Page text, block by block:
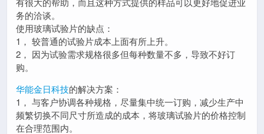
务的洽谈。
使用玻璃试验片的缺点：
1， 较普通的试验片成本上面有所上升。
2， 因为试验需求规格很多但每种数量不多，导致不好订
购。
华能金日科技的解决方案：
1， 与客户协调各种规格，尽量集中统一订购，减少生产中
频繁切换不同尺寸所造成的成本，将玻璃试验片的价格控制
在合理范围内。